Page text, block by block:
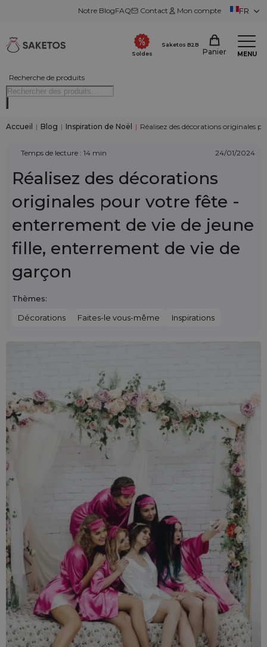
Notre BlogFAQ Contact Mon compte FR
Recherche de produits
Soldes
Saketos B2B
Panier MENU
Accueil | Blog | Inspiration de Noël | Réalisez des décorations originales
Temps de lecture : 14 min 24/01/2024
Réalisez des décorations
originales pour votre fête -
enterrement de vie de jeune
fille, enterrement de vie de
garçon
Thèmes:
Décorations Faites-le vous-même Inspirations